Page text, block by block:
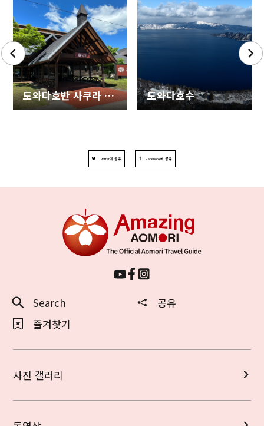
도와다호반 사쿠라 (Towadakohan Sakura) 도와다호수
Twitter에 공유 Facebook에 공유
Search
공유
즐겨찾기
사진 갤러리